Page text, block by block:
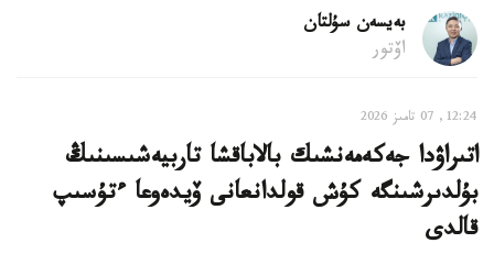
بەيسەن سۇلتان
اۆتور
12:24, 07 تامىز 2026
اتىراۋدا جەكەمەنشىك بالاباقشا تاربيەشىسىنىڭ
بۇلدىرشىنگە كۇش قولدانعانى ۆيدەوعا ءتۇسىپ
قالدى